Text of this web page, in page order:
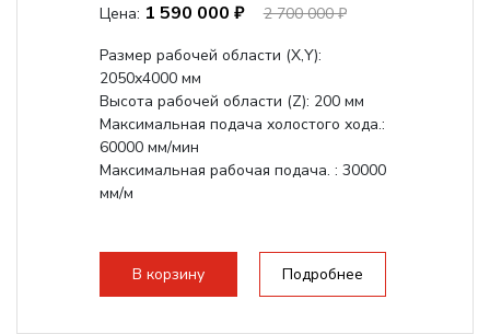
Цена: 1 590 000 ₽
2 700 000 ₽
Размер рабочей области (Х,Y):
2050x4000 мм
Высота рабочей области (Z): 200 мм
Максимальная подача холостого хода.:
60000 мм/мин
Максимальная рабочая подача. : 30000
мм/м
В корзину Подробнее